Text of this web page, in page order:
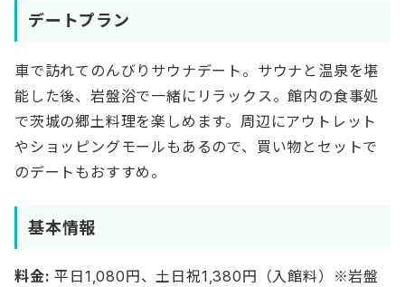
デートプラン
車で訪れてのんびりサウナデート。サウナと温泉を堪
能した後、岩盤浴で一緒にリラックス。館内の食事処
で茨城の郷土料理を楽しめます。周辺にアウトレット
やショッピングモールもあるので、買い物とセットで
のデートもおすすめ。
基本情報
料金: 平日1,080円、土日祝1,380円（入館料）※岩盤